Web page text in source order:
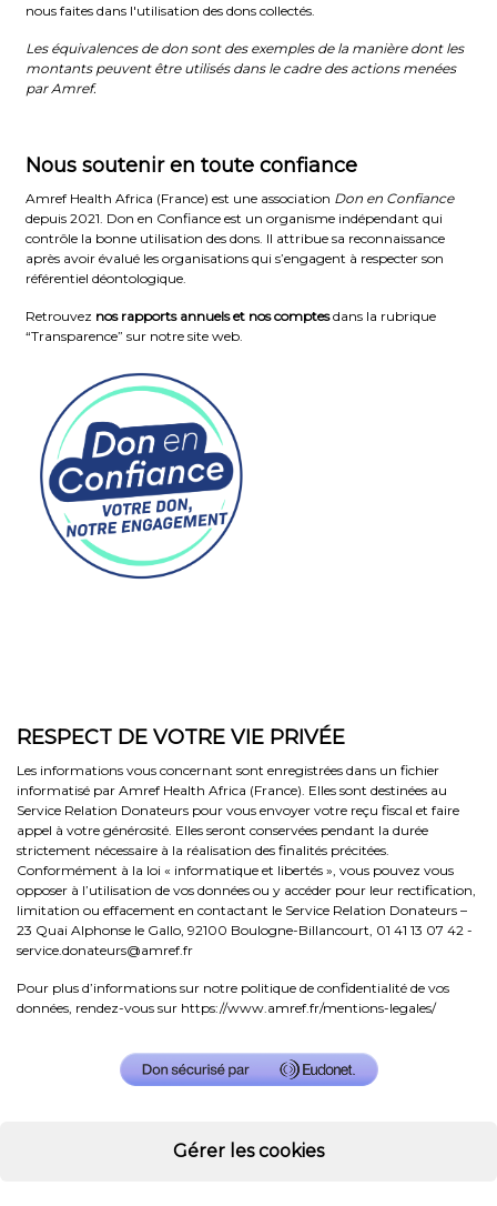
nous faites dans l'utilisation des dons collectés.
Les équivalences de don sont des exemples de la manière dont les
montants peuvent être utilisés dans le cadre des actions menées
par Amref.
Nous soutenir en toute confiance
Amref Health Africa (France) est une association Don en Confiance
depuis 2021. Don en Confiance est un organisme indépendant qui
contrôle la bonne utilisation des dons. Il attribue sa reconnaissance
après avoir évalué les organisations qui s’engagent à respecter son
référentiel déontologique.
Retrouvez nos rapports annuels et nos comptesdans la rubrique
“Transparence” sur notre site web.
RESPECT DE VOTRE VIE PRIVÉE
Les informations vous concernant sont enregistrées dans un fichier
informatisé par Amref Health Africa (France). Elles sont destinées au
Service Relation Donateurs pour vous envoyer votre reçu fiscal et faire
appel à votre générosité. Elles seront conservées pendant la durée
strictement nécessaire à la réalisation des finalités précitées.
Conformément à la loi « informatique et libertés », vous pouvez vous
opposer à l’utilisation de vos données ou y accéder pour leur rectification,
limitation ou effacement en contactant le Service Relation Donateurs –
23 Quai Alphonse le Gallo, 92100 Boulogne-Billancourt, 01 41 13 07 42 -
service.donateurs@amref.fr
Pour plus d’informations sur notre politique de confidentialité de vos
données, rendez-vous sur https://www.amref.fr/mentions-legales/
Gérer les cookies